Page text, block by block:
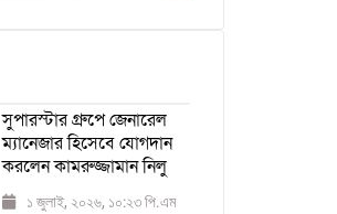
সুপারস্টার গ্রুপে জেনারেল
ম্যানেজার হিসেবে যোগদান
করলেন কামরুজ্জামান নিলু
১ জুলাই, ২০২৬, ১০:২৩ পি.এম